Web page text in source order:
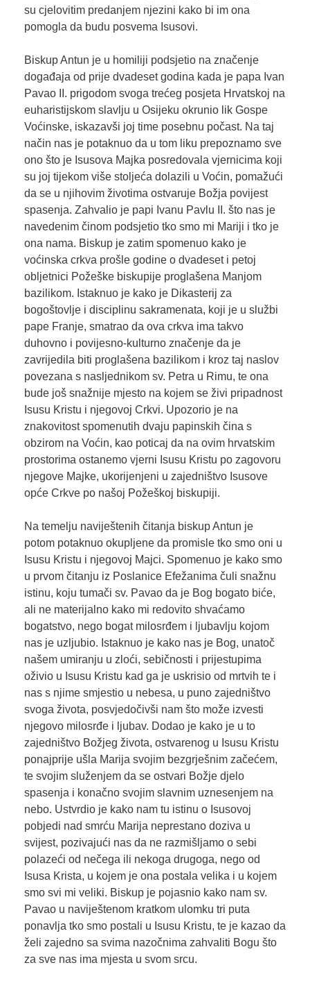
su cjelovitim predanjem njezini kako bi im ona
pomogla da budu posvema Isusovi.
Biskup Antun je u homiliji podsjetio na značenje
događaja od prije dvadeset godina kada je papa Ivan
Pavao II. prigodom svoga trećeg posjeta Hrvatskoj na
euharistijskom slavlju u Osijeku okrunio lik Gospe
Voćinske, iskazavši joj time posebnu počast. Na taj
način nas je potaknuo da u tom liku prepoznamo sve
ono što je Isusova Majka posredovala vjernicima koji
su joj tijekom više stoljeća dolazili u Voćin, pomažući
da se u njihovim životima ostvaruje Božja povijest
spasenja. Zahvalio je papi Ivanu Pavlu II. što nas je
navedenim činom podsjetio tko smo mi Mariji i tko je
ona nama. Biskup je zatim spomenuo kako je
voćinska crkva prošle godine o dvadeset i petoj
obljetnici Požeške biskupije proglašena Manjom
bazilikom. Istaknuo je kako je Dikasterij za
bogoštovlje i disciplinu sakramenata, koji je u službi
pape Franje, smatrao da ova crkva ima takvo
duhovno i povijesno-kulturno značenje da je
zavrijedila biti proglašena bazilikom i kroz taj naslov
povezana s nasljednikom sv. Petra u Rimu, te ona
bude još snažnije mjesto na kojem se živi pripadnost
Isusu Kristu i njegovoj Crkvi. Upozorio je na
znakovitost spomenutih dvaju papinskih čina s
obzirom na Voćin, kao poticaj da na ovim hrvatskim
prostorima ostanemo vjerni Isusu Kristu po zagovoru
njegove Majke, ukorijenjeni u zajedništvo Isusove
opće Crkve po našoj Požeškoj biskupiji.
Na temelju naviještenih čitanja biskup Antun je
potom potaknuo okupljene da promisle tko smo oni u
Isusu Kristu i njegovoj Majci. Spomenuo je kako smo
u prvom čitanju iz Poslanice Efežanima čuli snažnu
istinu, koju tumači sv. Pavao da je Bog bogato biće,
ali ne materijalno kako mi redovito shvaćamo
bogatstvo, nego bogat milosrđem i ljubavlju kojom
nas je uzljubio. Istaknuo je kako nas je Bog, unatoč
našem umiranju u zloći, sebičnosti i prijestupima
oživio u Isusu Kristu kad ga je uskrisio od mrtvih te i
nas s njime smjestio u nebesa, u puno zajedništvo
svoga života, posvjedočivši nam što može izvesti
njegovo milosrđe i ljubav. Dodao je kako je u to
zajedništvo Božjeg života, ostvarenog u Isusu Kristu
ponajprije ušla Marija svojim bezgrješnim začećem,
te svojim služenjem da se ostvari Božje djelo
spasenja i konačno svojim slavnim uznesenjem na
nebo. Ustvrdio je kako nam tu istinu o Isusovoj
pobjedi nad smrću Marija neprestano doziva u
svijest, pozivajući nas da ne razmišljamo o sebi
polazeći od nečega ili nekoga drugoga, nego od
Isusa Krista, u kojem je ona postala velika i u kojem
smo svi mi veliki. Biskup je pojasnio kako nam sv.
Pavao u naviještenom kratkom ulomku tri puta
ponavlja tko smo postali u Isusu Kristu, te je kazao da
želi zajedno sa svima nazočnima zahvaliti Bogu što
za sve nas ima mjesta u svom srcu.